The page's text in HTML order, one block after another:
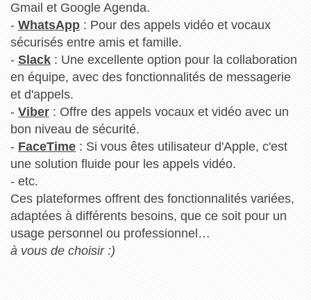
Gmail et Google Agenda.
- WhatsApp: Pour des appels vidéo et vocaux
sécurisés entre amis et famille.
- Slack: Une excellente option pour la collaboration
en équipe, avec des fonctionnalités de messagerie
et d'appels.
- Viber: Offre des appels vocaux et vidéo avec un
bon niveau de sécurité.
- FaceTime: Si vous êtes utilisateur d'Apple, c'est
une solution fluide pour les appels vidéo.
- etc.
Ces plateformes offrent des fonctionnalités variées,
adaptées à différents besoins, que ce soit pour un
usage personnel ou professionnel…
à vous de choisir :)